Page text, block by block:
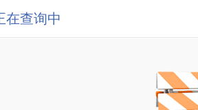
在查询中